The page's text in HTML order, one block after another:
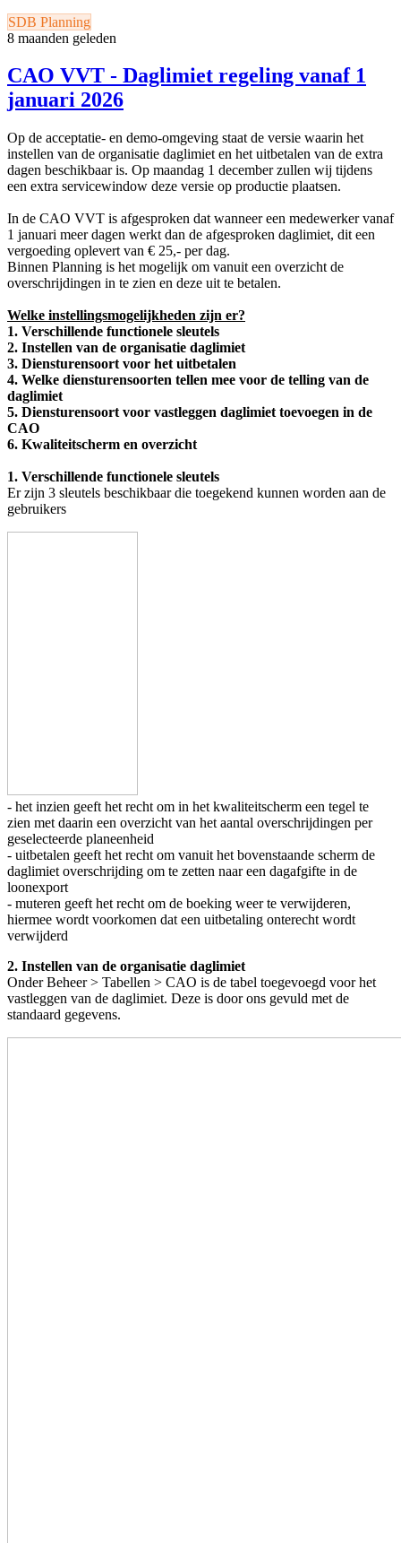
SDB Planning
8 maanden geleden
CAO VVT - Daglimiet regeling vanaf 1
januari 2026
Op de acceptatie- en demo-omgeving staat de versie waarin het
instellen van de organisatie daglimiet en het uitbetalen van de extra
dagen beschikbaar is. Op maandag 1 december zullen wij tijdens
een extra servicewindow deze versie op productie plaatsen.
In de CAO VVT is afgesproken dat wanneer een medewerker vanaf
1 januari meer dagen werkt dan de afgesproken daglimiet, dit een
vergoeding oplevert van € 25,- per dag.
Binnen Planning is het mogelijk om vanuit een overzicht de
overschrijdingen in te zien en deze uit te betalen.
Welke instellingsmogelijkheden zijn er?
1. Verschillende functionele sleutels
2. Instellen van de organisatie daglimiet
3. Diensturensoort voor het uitbetalen
4. Welke diensturensoorten tellen mee voor de telling van de
daglimiet
5. Diensturensoort voor vastleggen daglimiet toevoegen in de
CAO
6. Kwaliteitscherm en overzicht
1. Verschillende functionele sleutels
Er zijn 3 sleutels beschikbaar die toegekend kunnen worden aan de
gebruikers
- het inzien geeft het recht om in het kwaliteitscherm een tegel te
zien met daarin een overzicht van het aantal overschrijdingen per
geselecteerde planeenheid
- uitbetalen geeft het recht om vanuit het bovenstaande scherm de
daglimiet overschrijding om te zetten naar een dagafgifte in de
loonexport
- muteren geeft het recht om de boeking weer te verwijderen,
hiermee wordt voorkomen dat een uitbetaling onterecht wordt
verwijderd
2. Instellen van de organisatie daglimiet
Onder Beheer > Tabellen > CAO is de tabel toegevoegd voor het
vastleggen van de daglimiet. Deze is door ons gevuld met de
standaard gegevens.